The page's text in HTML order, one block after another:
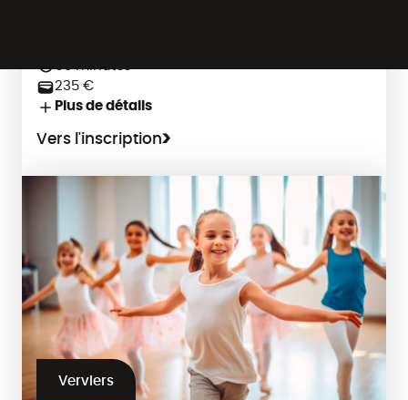
60 minutes
235 €
Plus de détails
Vers l'inscription
Verviers